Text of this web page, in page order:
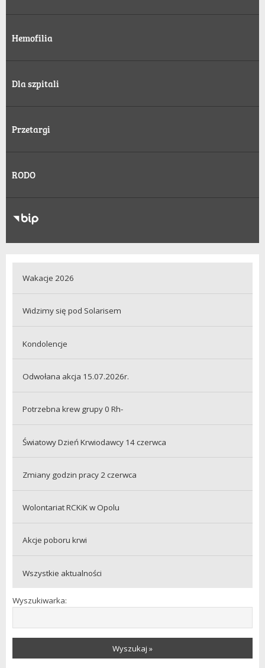
Hemofilia
Dla szpitali
Przetargi
RODO
RODO
Wakacje 2026
Widzimy się pod Solarisem
Kondolencje
Odwołana akcja 15.07.2026r.
Potrzebna krew grupy 0 Rh-
Światowy Dzień Krwiodawcy 14 czerwca
Zmiany godzin pracy 2 czerwca
Wolontariat RCKiK w Opolu
Akcje poboru krwi
Wszystkie aktualności
Wyszukiwarka:
Wyszukaj »